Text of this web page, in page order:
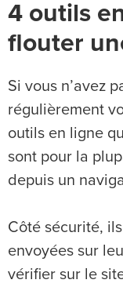
4 outils
flouter
Si vous n’avez
régulièrement
outils en ligne
sont pour la
depuis un
Côté sécurité,
envoyées sur
vérifier sur le